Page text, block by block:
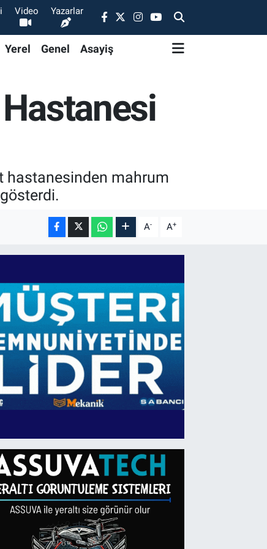
Video Yazarlar
Yerel Genel Asayiş
hastanesinden mahrum
A- A+